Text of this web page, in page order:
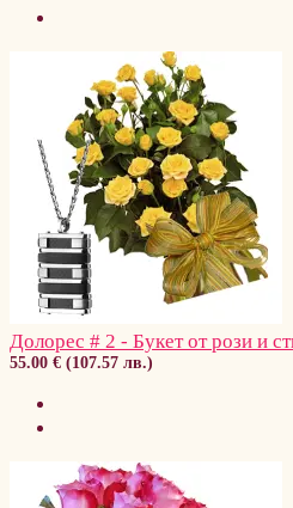
Долорес # 2 - Букет от рози и
55.00 € (107.57 лв.)